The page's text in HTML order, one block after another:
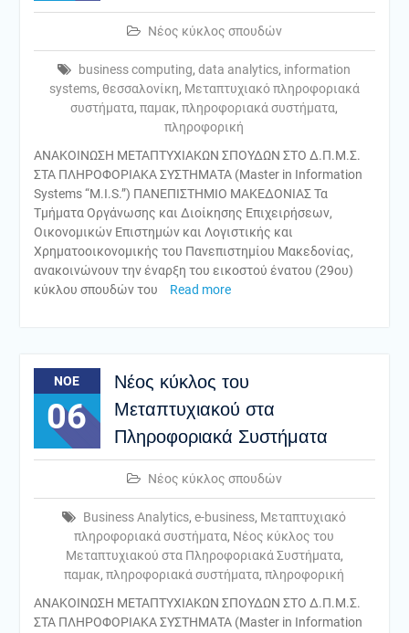
Νέος κύκλος σπουδών
business computing,data analytics, information
systems, θεσσαλονίκη, Μεταπτυχιακό πληροφοριακά
συστήματα,παμακ,πληροφοριακά συστήματα,
πληροφορική
ΑΝΑΚΟΙΝΩΣΗ ΜΕΤΑΠΤΥΧΙΑΚΩΝ ΣΠΟΥΔΩΝ ΣΤΟ Δ.Π.Μ.Σ.
ΣΤΑ ΠΛΗΡΟΦΟΡΙΑΚΑ ΣΥΣΤΗΜΑΤΑ (Master in Information
Systems “M.I.S.”) ΠΑΝΕΠΙΣΤΗΜΙΟ ΜΑΚΕΔΟΝΙΑΣ Τα
Τμήματα Οργάνωσης και Διοίκησης Επιχειρήσεων,
Οικονομικών Επιστημών και Λογιστικής και
Χρηματοοικονομικής του Πανεπιστημίου Μακεδονίας,
ανακοινώνουν την έναρξη του εικοστού ένατου (29ου)
κύκλου σπουδών του
Read more
ΝΟΈ
06
Νέος κύκλος του
Μεταπτυχιακού στα
Πληροφοριακά Συστήματα
Νέος κύκλος σπουδών
Business Analytics,e-business, Μεταπτυχιακό
πληροφοριακά συστήματα, Νέος κύκλος του
Μεταπτυχιακού στα Πληροφοριακά Συστήματα,
παμακ,πληροφοριακά συστήματα,πληροφορική
ΑΝΑΚΟΙΝΩΣΗ ΜΕΤΑΠΤΥΧΙΑΚΩΝ ΣΠΟΥΔΩΝ ΣΤΟ Δ.Π.Μ.Σ.
ΣΤΑ ΠΛΗΡΟΦΟΡΙΑΚΑ ΣΥΣΤΗΜΑΤΑ (Master in Information